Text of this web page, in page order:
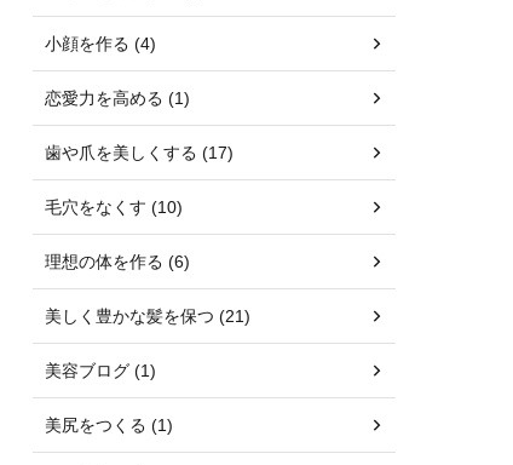
小顔を作る (4)
恋愛力を高める (1)
歯や爪を美しくする (17)
毛穴をなくす (10)
理想の体を作る (6)
美しく豊かな髪を保つ (21)
美容ブログ (1)
美尻をつくる (1)